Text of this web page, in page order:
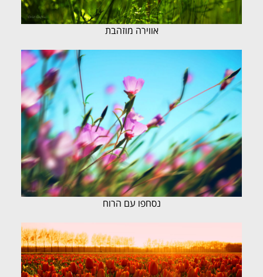
אווירה מוזהבת
נסחפו עם הרוח